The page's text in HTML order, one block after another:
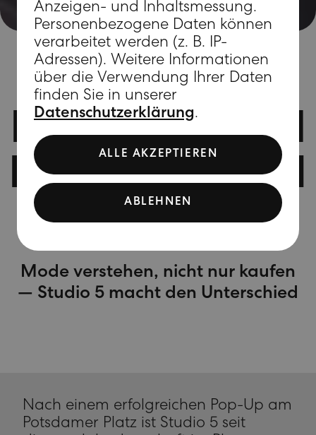
Anzeigen- und Inhaltsmessung.
Personenbezogene Daten können
verarbeitet werden (z. B. IP-
Adressen). Weitere Informationen
über die Verwendung Ihrer Daten
finden Sie in unserer
Datenschutzerklärung.
ALLE AKZEPTIEREN
ABLEHNEN
IM GESPRÄCH
MIT ELKE VON
STUDIO 5
Mode verstehen, nicht nur kaufen
— Studio 5 macht den Unterschied
Nach einem erfolgreichen Pop-Up am
Potsdamer Platz ist Studio 5 seit